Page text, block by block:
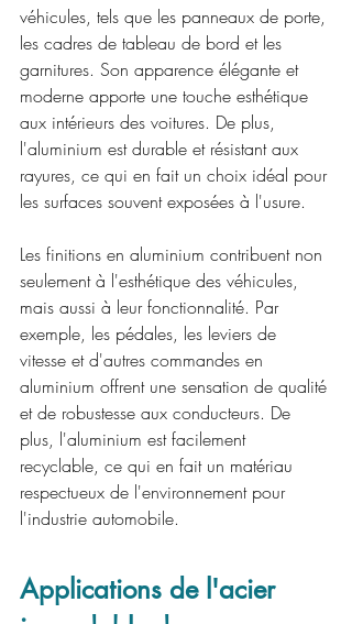
véhicules, tels que les panneaux de porte,
les cadres de tableau de bord et les
garnitures. Son apparence élégante et
moderne apporte une touche esthétique
aux intérieurs des voitures. De plus,
l'aluminium est durable et résistant aux
rayures, ce qui en fait un choix idéal pour
les surfaces souvent exposées à l'usure.
Les finitions en aluminium contribuent non
seulement à l'esthétique des véhicules,
mais aussi à leur fonctionnalité. Par
exemple, les pédales, les leviers de
vitesse et d'autres commandes en
aluminium offrent une sensation de qualité
et de robustesse aux conducteurs. De
plus, l'aluminium est facilement
recyclable, ce qui en fait un matériau
respectueux de l'environnement pour
l'industrie automobile.
Applications de l'acier